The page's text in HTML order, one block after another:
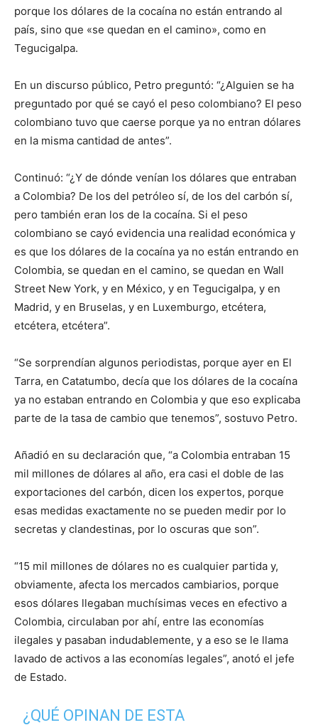
porque los dólares de la cocaína no están entrando al
país, sino que «se quedan en el camino», como en
Tegucigalpa.
En un discurso público, Petro preguntó: “¿Alguien se ha
preguntado por qué se cayó el peso colombiano? El peso
colombiano tuvo que caerse porque ya no entran dólares
en la misma cantidad de antes”.
Continuó: “¿Y de dónde venían los dólares que entraban
a Colombia? De los del petróleo sí, de los del carbón sí,
pero también eran los de la cocaína. Si el peso
colombiano se cayó evidencia una realidad económica y
es que los dólares de la cocaína ya no están entrando en
Colombia, se quedan en el camino, se quedan en Wall
Street New York, y en México, y en Tegucigalpa, y en
Madrid, y en Bruselas, y en Luxemburgo, etcétera,
etcétera, etcétera”.
“Se sorprendían algunos periodistas, porque ayer en El
Tarra, en Catatumbo, decía que los dólares de la cocaína
ya no estaban entrando en Colombia y que eso explicaba
parte de la tasa de cambio que tenemos”, sostuvo Petro.
Añadió en su declaración que, “a Colombia entraban 15
mil millones de dólares al año, era casi el doble de las
exportaciones del carbón, dicen los expertos, porque
esas medidas exactamente no se pueden medir por lo
secretas y clandestinas, por lo oscuras que son”.
“15 mil millones de dólares no es cualquier partida y,
obviamente, afecta los mercados cambiarios, porque
esos dólares llegaban muchísimas veces en efectivo a
Colombia, circulaban por ahí, entre las economías
ilegales y pasaban indudablemente, y a eso se le llama
lavado de activos a las economías legales”, anotó el jefe
de Estado.
¿QUÉ OPINAN DE ESTA